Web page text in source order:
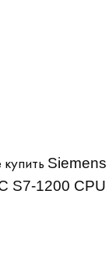
S7-1200